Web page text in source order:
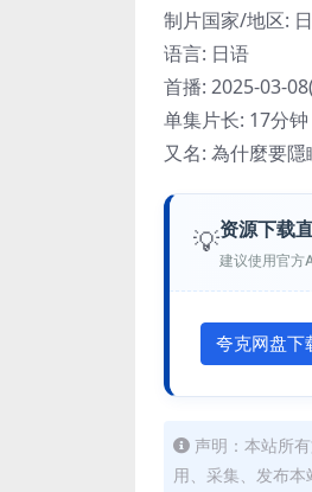
制片国家/地区:
语言: 日语
首播: 2025-03-
单集片长: 17分钟
又名: 為什麼要隱
💡资源下载
建议使用官方
夸克网盘下
声明：本站所
用、采集、发布